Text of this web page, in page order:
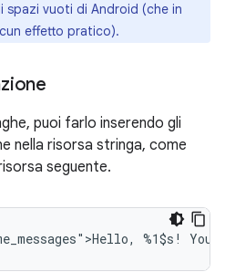
spazi vuoti di Android (che in
effetto pratico).
puoi farlo inserendo gli
nella risorsa stringa, come
seguente.
%1$s! You